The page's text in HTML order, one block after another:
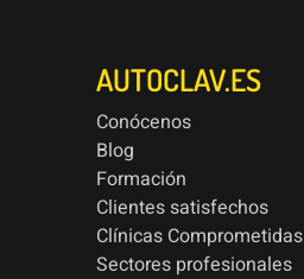
AUTOCLAV.ES
Conócenos
Blog
Formación
Clientes satisfechos
Clínicas Comprometidas
Sectores profesionales